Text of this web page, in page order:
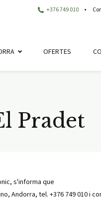
+376 749 010
OFERTES
Pradet
s'informa que
Andorra, tel. +376 749 010 i